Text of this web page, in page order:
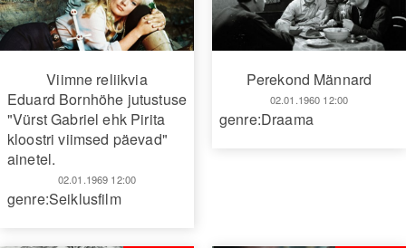
Viimne reliikvia
Eduard Bornhöhe jutustuse
"Vürst Gabriel ehk Pirita
kloostri viimsed päevad"
ainetel.
02.01.1969 12:00
genre:Seiklusfilm
Perekond Männard
02.01.1960 12:00
genre:Draama